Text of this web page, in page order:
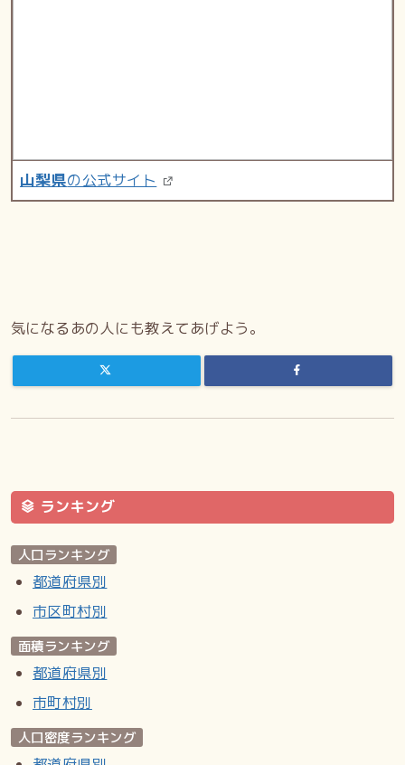
山梨県の公式サイト
気になるあの人にも教えてあげよう。
ランキング
人口ランキング
都道府県別
市区町村別
面積ランキング
都道府県別
市町村別
人口密度ランキング